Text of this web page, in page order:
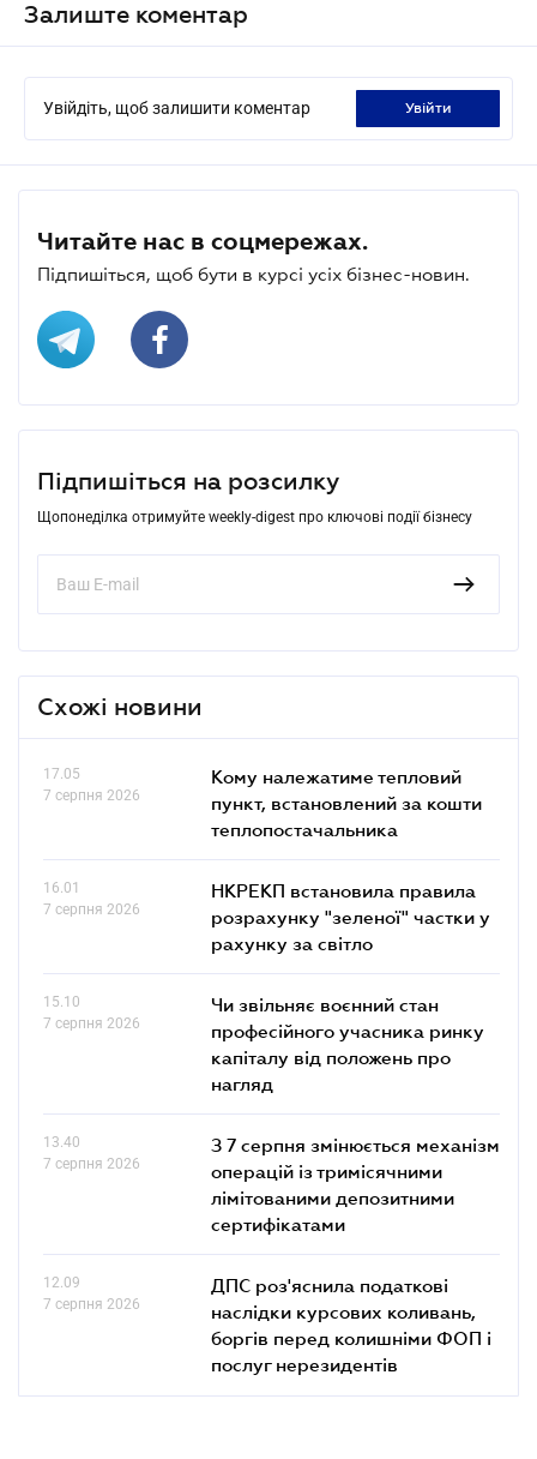
Залиште коментар
Увійдіть, щоб залишити коментар увійти
Читайте нас в соцмережах.
Підпишіться, щоб бути в курсі усіх бізнес-новин.
Підпишіться на розсилку
Щопонеділка отримуйте weekly-digest про ключові події бізнесу
Схожі новини
17.05
7 серпня 2026
Кому належатиме тепловий
пункт, встановлений за кошти
теплопостачальника
16.01
7 серпня 2026
НКРЕКП встановила правила
розрахунку "зеленої" частки у
рахунку за світло
15.10
7 серпня 2026
Чи звільняє воєнний стан
професійного учасника ринку
капіталу від положень про
нагляд
13.40
7 серпня 2026
З 7 серпня змінюється механізм
операцій із тримісячними
лімітованими депозитними
сертифікатами
12.09
7 серпня 2026
ДПС роз'яснила податкові
наслідки курсових коливань,
боргів перед колишніми ФОП і
послуг нерезидентів